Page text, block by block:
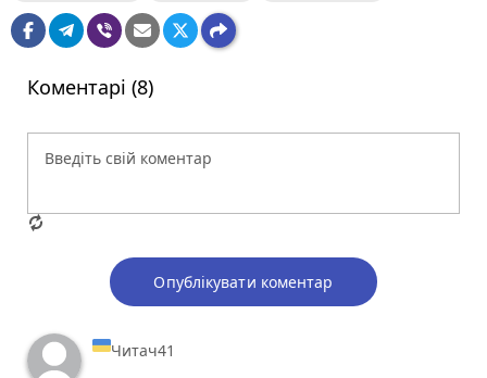
Коментарі (8)
Опублікувати коментар
Читач41